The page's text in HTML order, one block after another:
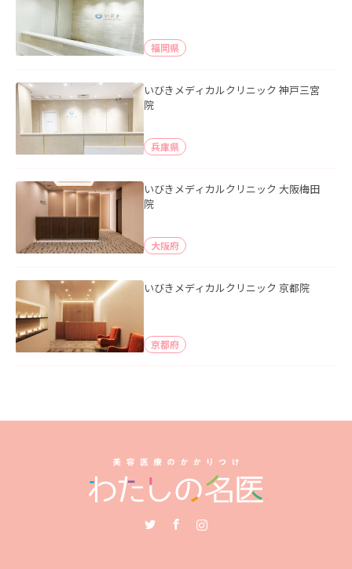
福岡県
いびきメディカルクリニック 神戸三宮
院
兵庫県
いびきメディカルクリニック 大阪梅田
院
大阪府
いびきメディカルクリニック 京都院
京都府